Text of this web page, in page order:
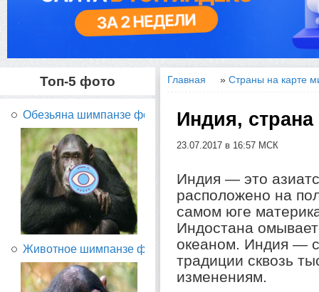
Топ-5 фото
Обезьяна шимпанзе фото...
Животное шимпанзе фото...
Главная »Страны на карте
Индия,
23.07.2017 в 16:57 МСК
Индия — это
расположено на
самом юге
Индостана
океаном. Индия —
традиции сквозь
изменениям.